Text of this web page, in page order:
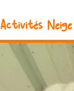
Activités Neige